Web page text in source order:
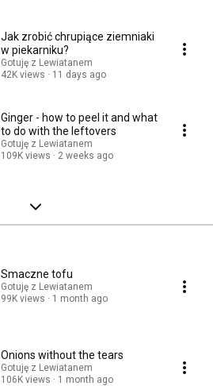
Jak zrobić chrupiące ziemniaki
w piekarniku?
Gotuję z Lewiatanem
42K views
11 days ago
Ginger - how to peel it and what
to do with the leftovers
Gotuję z Lewiatanem
109K views
2 weeks ago
Smaczne tofu
Gotuję z Lewiatanem
99K views
1 month ago
Onions without the tears
Gotuję z Lewiatanem
106K views
1 month ago